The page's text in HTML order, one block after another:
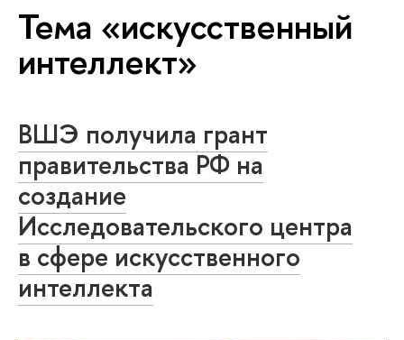
Тема «искусственный
интеллект»
ВШЭ получила грант
правительства РФ на
создание
Исследовательского центра
в сфере искусственного
интеллекта